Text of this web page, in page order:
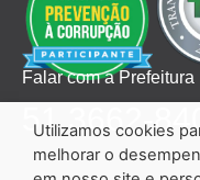
Falar com a Prefeitura
51 3662-
Utilizamos cookies
melhorar o